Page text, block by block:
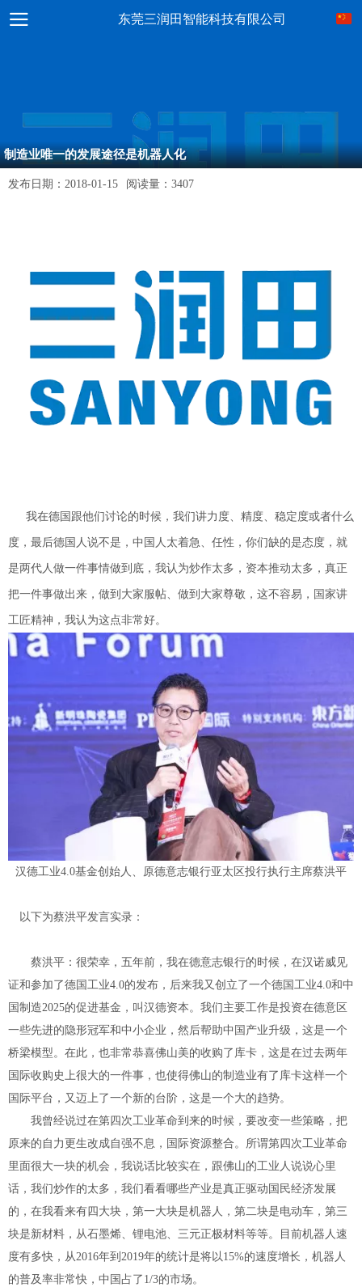
东莞三润田智能科技有限公司
制造业唯一的发展途径是机器人化
发布日期： 2018-01-15 阅读量： 3407
我在德国跟他们讨论的时候，我们讲力度、精度、稳定度或者什么
度，最后德国人说不是，中国人太着急、任性，你们缺的是态度，就
是两代人做一件事情做到底，我认为炒作太多，资本推动太多，真正
把一件事做出来，做到大家服帖、做到大家尊敬，这不容易，国家讲
工匠精神，我认为这点非常好。
汉德工业4.0基金创始人、原德意志银行亚太区投行执行主席蔡洪平
以下为蔡洪平发言实录：
蔡洪平：很荣幸，五年前，我在德意志银行的时候，在汉诺威见
证和参加了德国工业4.0的发布，后来我又创立了一个德国工业4.0和中
国制造2025的促进基金，叫汉德资本。我们主要工作是投资在德意区
一些先进的隐形冠军和中小企业，然后帮助中国产业升级，这是一个
桥梁模型。在此，也非常恭喜佛山美的收购了库卡，这是在过去两年
国际收购史上很大的一件事，也使得佛山的制造业有了库卡这样一个
国际平台，又迈上了一个新的台阶，这是一个大的趋势。
我曾经说过在第四次工业革命到来的时候，要改变一些策略，把
原来的自力更生改成自强不息，国际资源整合。所谓第四次工业革命
里面很大一块的机会，我说话比较实在，跟佛山的工业人说说心里
话，我们炒作的太多，我们看看哪些产业是真正驱动国民经济发展
的，在我看来有四大块，第一大块是机器人，第二块是电动车，第三
块是新材料，从石墨烯、锂电池、三元正极材料等等。目前机器人速
度有多快，从2016年到2019年的统计是将以15%的速度增长，机器人
的普及率非常快，中国占了1/3的市场。